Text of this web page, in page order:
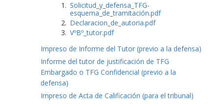
Solicitud_y_defensa_TFG-
esquema_de_tramitación.pdf
Declaracion_de_autoria.pdf
VºBº_tutor.pdf
Impreso de Informe del Tutor (previo a la defensa)
Informe del tutor de justificación de TFG
Embargado o TFG Confidencial (previo a la
defensa)
Impreso de Acta de Calificación (para el tribunal)